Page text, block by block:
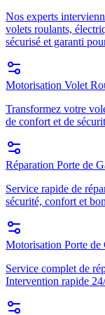
Nos experts
volets roulants,
sécurisé et garanti
Motorisation Volet
Transformez votre
de confort et de
Réparation Porte de
Service rapide de
sécurité, confort et
Motorisation Porte de
Service complet de
Intervention rapide